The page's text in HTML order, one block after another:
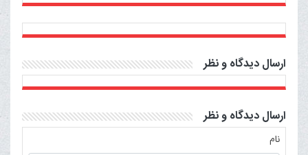
ارسال دیدگاه و نظر
ارسال دیدگاه و نظر
نام